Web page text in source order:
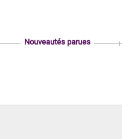
Nouveautés parues